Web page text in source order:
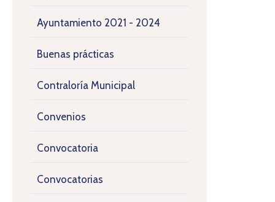
Ayuntamiento 2021 - 2024
Buenas prácticas
Contraloría Municipal
Convenios
Convocatoria
Convocatorias